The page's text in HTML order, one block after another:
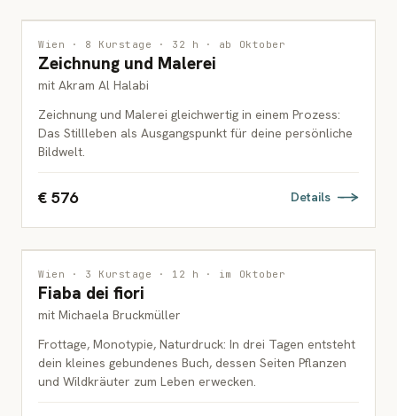
MALEREI
ERWACHSENE
Wien · 8 Kurstage · 32 h · ab Oktober
Zeichnung und Malerei
mit Akram Al Halabi
Zeichnung und Malerei gleichwertig in einem Prozess:
Das Stillleben als Ausgangspunkt für deine persönliche
Bildwelt.
€ 576 Details
DRUCKGRAFIK
ERWACHSENE
Wien · 3 Kurstage · 12 h · im Oktober
Fiaba dei fiori
mit Michaela Bruckmüller
Frottage, Monotypie, Naturdruck: In drei Tagen entsteht
dein kleines gebundenes Buch, dessen Seiten Pflanzen
und Wildkräuter zum Leben erwecken.